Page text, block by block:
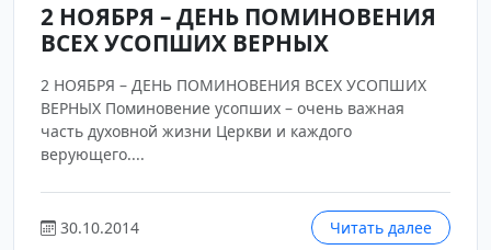
2 НОЯБРЯ – ДЕНЬ ПОМИНОВЕНИЯ
ВСЕХ УСОПШИХ ВЕРНЫХ
2 НОЯБРЯ – ДЕНЬ ПОМИНОВЕНИЯ ВСЕХ УСОПШИХ
ВЕРНЫХ Поминовение усопших – очень важная
часть духовной жизни Церкви и каждого
верующего....
30.10.2014 Читать далее